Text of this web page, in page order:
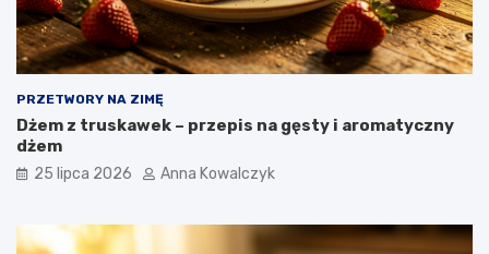
PRZETWORY NA ZIMĘ
Dżem z truskawek – przepis na gęsty i aromatyczny
dżem
25 lipca 2026 Anna Kowalczyk